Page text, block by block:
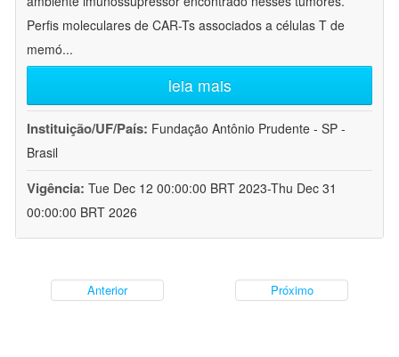
Perfis moleculares de CAR-Ts associados a células T de
memó...
leia mais
Instituição/UF/País: Fundação Antônio Prudente - SP -
Brasil
Vigência: Tue Dec 12 00:00:00 BRT 2023-Thu Dec 31
00:00:00 BRT 2026
Anterior Próximo